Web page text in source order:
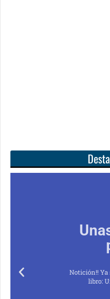
Unas
Notición!! Ya se
libro: Unas